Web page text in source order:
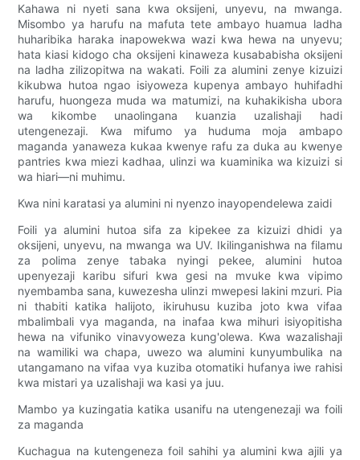
Kahawa ni nyeti sana kwa oksijeni, unyevu, na mwanga.
Misombo ya harufu na mafuta tete ambayo huamua ladha
huharibika haraka inapowekwa wazi kwa hewa na unyevu;
hata kiasi kidogo cha oksijeni kinaweza kusababisha oksijeni
na ladha zilizopitwa na wakati. Foili za alumini zenye kizuizi
kikubwa hutoa ngao isiyoweza kupenya ambayo huhifadhi
harufu, huongeza muda wa matumizi, na kuhakikisha ubora
wa kikombe unaolingana kuanzia uzalishaji hadi
utengenezaji. Kwa mifumo ya huduma moja ambapo
maganda yanaweza kukaa kwenye rafu za duka au kwenye
pantries kwa miezi kadhaa, ulinzi wa kuaminika wa kizuizi si
wa hiari—ni muhimu.
Kwa nini karatasi ya alumini ni nyenzo inayopendelewa zaidi
Foili ya alumini hutoa sifa za kipekee za kizuizi dhidi ya
oksijeni, unyevu, na mwanga wa UV. Ikilinganishwa na filamu
za polima zenye tabaka nyingi pekee, alumini hutoa
upenyezaji karibu sifuri kwa gesi na mvuke kwa vipimo
nyembamba sana, kuwezesha ulinzi mwepesi lakini mzuri. Pia
ni thabiti katika halijoto, ikiruhusu kuziba joto kwa vifaa
mbalimbali vya maganda, na inafaa kwa mihuri isiyopitisha
hewa na vifuniko vinavyoweza kung'olewa. Kwa wazalishaji
na wamiliki wa chapa, uwezo wa alumini kunyumbulika na
utangamano na vifaa vya kuziba otomatiki hufanya iwe rahisi
kwa mistari ya uzalishaji wa kasi ya juu.
Mambo ya kuzingatia katika usanifu na utengenezaji wa foili
za maganda
Kuchagua na kutengeneza foil sahihi ya alumini kwa ajili ya